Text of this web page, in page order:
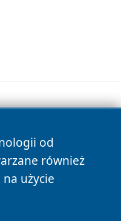
od
również
użycie